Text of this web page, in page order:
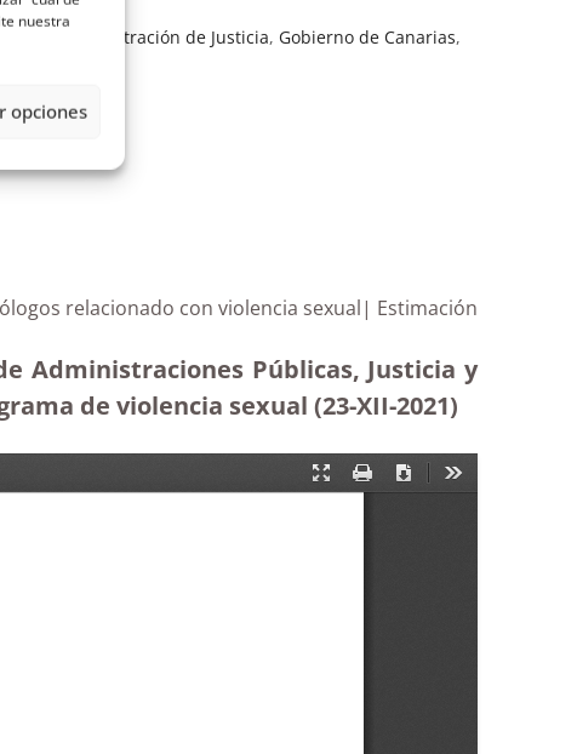
nuestra
opciones
con la Administración de Justicia, Gobierno de Canarias,
relacionado con violencia sexual| Estimación
Administraciones Públicas, Justicia y
de violencia sexual (23-XII-2021)